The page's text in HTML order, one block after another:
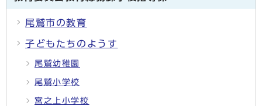
尾鷲市の教育
子どもたちのようす
尾鷲幼稚園
尾鷲小学校
宮之上小学校